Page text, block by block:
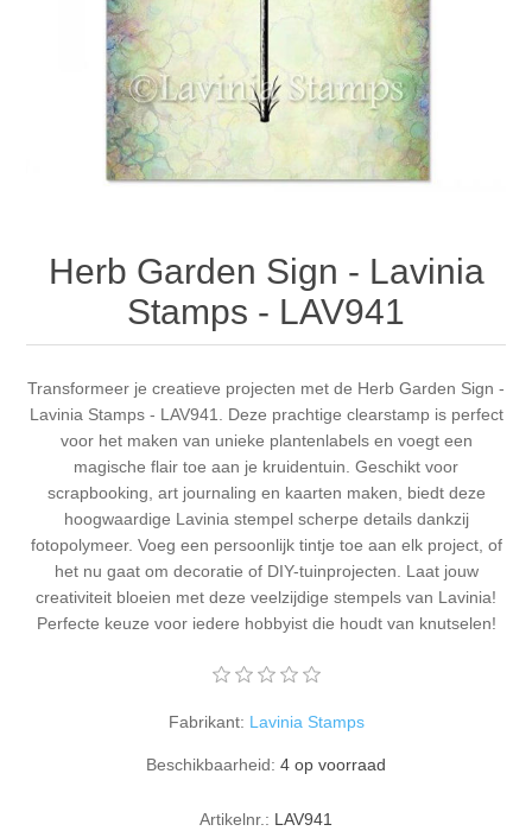
Stompkaarsen
Personen
Steampunk
60 bij 40 cm
Alcohol ink
Embossing
Inkt
Inkleuren
Gummiapan
Lavinia Stamps
CraftEmotions
Distress
Ranger
Staedtler
Inspiratie
Art Journal 2025
Kaarten 2025
Art Journal 2024
kaarten 2022
Art journal 2022
Kaarten 2021
Herb Garden Sign - Lavinia
Stamps - LAV941
Transformeer je creatieve projecten met de Herb Garden Sign -
Lavinia Stamps - LAV941. Deze prachtige clearstamp is perfect
voor het maken van unieke plantenlabels en voegt een
magische flair toe aan je kruidentuin. Geschikt voor
scrapbooking, art journaling en kaarten maken, biedt deze
hoogwaardige Lavinia stempel scherpe details dankzij
fotopolymeer. Voeg een persoonlijk tintje toe aan elk project, of
het nu gaat om decoratie of DIY-tuinprojecten. Laat jouw
creativiteit bloeien met deze veelzijdige stempels van Lavinia!
Perfecte keuze voor iedere hobbyist die houdt van knutselen!
Fabrikant: Lavinia Stamps
Beschikbaarheid: 4 op voorraad
Artikelnr.: LAV941